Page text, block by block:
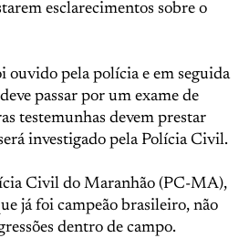
esclarecimentos sobre o
ouvido pela polícia e em seguida
passar por um exame de
testemunhas devem prestar
investigado pela Polícia Civil.
Civil do Maranhão (PC-MA),
já foi campeão brasileiro, não
dentro de campo.